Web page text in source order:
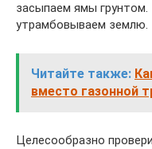
засыпаем ямы грунтом.
утрамбовываем землю.
Читайте также:
вместо газонной
Целесообразно